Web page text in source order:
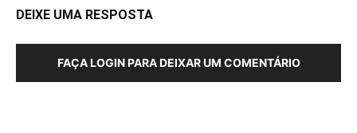
DEIXE UMA RESPOSTA
FAÇA LOGIN PARA DEIXAR UM COMENTÁRIO